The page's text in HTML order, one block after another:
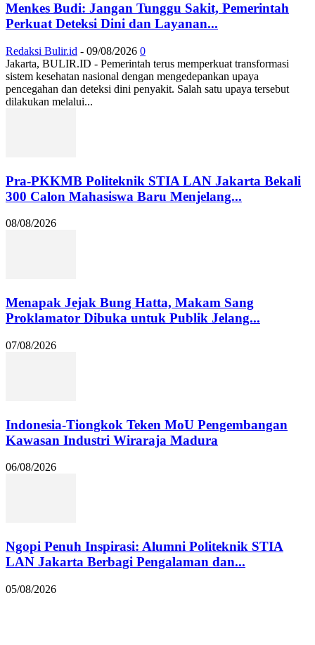
Menkes Budi: Jangan Tunggu Sakit, Pemerintah
Perkuat Deteksi Dini dan Layanan...
Redaksi Bulir.id - 09/08/2026 0
Jakarta, BULIR.ID - Pemerintah terus memperkuat transformasi
sistem kesehatan nasional dengan mengedepankan upaya
pencegahan dan deteksi dini penyakit. Salah satu upaya tersebut
dilakukan melalui...
Pra-PKKMB Politeknik STIA LAN Jakarta Bekali
300 Calon Mahasiswa Baru Menjelang...
08/08/2026
Menapak Jejak Bung Hatta, Makam Sang
Proklamator Dibuka untuk Publik Jelang...
07/08/2026
Indonesia-Tiongkok Teken MoU Pengembangan
Kawasan Industri Wiraraja Madura
06/08/2026
Ngopi Penuh Inspirasi: Alumni Politeknik STIA
LAN Jakarta Berbagi Pengalaman dan...
05/08/2026